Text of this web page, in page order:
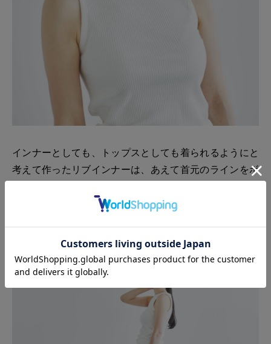
インナーとしても、トップスとしても着られるようにと
考えて作ったリブインナーは、あえて首元のラインをボ